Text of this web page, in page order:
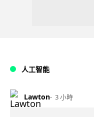
人工智能
Lawton 3 小時